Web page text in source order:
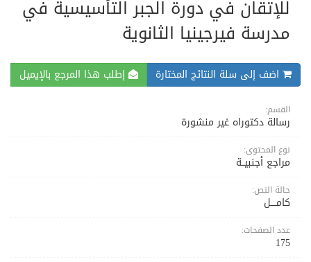
للإتقان في دورة الجبر التأسيسية في
مدرسة فيرجينيا الثانوية
اضف إلى سلة النتائج المختارة إطلب هذا المرجع بالإيميل
القسم:
رسالة دكتوراه غير منشورة
نوع المحتوى:
مراجع أجنبيــة
حالة النص:
كامــــل
عدد الصفحات:
175